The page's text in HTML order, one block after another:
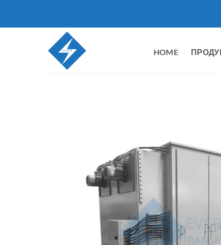
содержанию
HOME